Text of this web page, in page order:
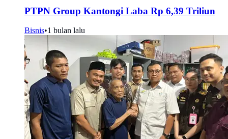
PTPN Group Kantongi Laba Rp 6,39 Triliun
Bisnis•1 bulan lalu